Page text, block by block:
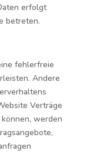
erfolgt
betreten.
fehlerfreie
Andere
Verträge
werden